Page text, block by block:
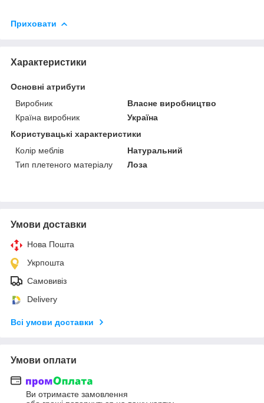
Приховати
Характеристики
Основні атрибути
Виробник
Власне виробництво
Країна виробник
Україна
Користувацькi характеристики
Колір меблів
Натуральний
Тип плетеного матеріалу
Лоза
Умови доставки
Нова Пошта
Укрпошта
Самовивіз
Delivery
Всі умови доставки
Умови оплати
Ви отримаєте замовлення